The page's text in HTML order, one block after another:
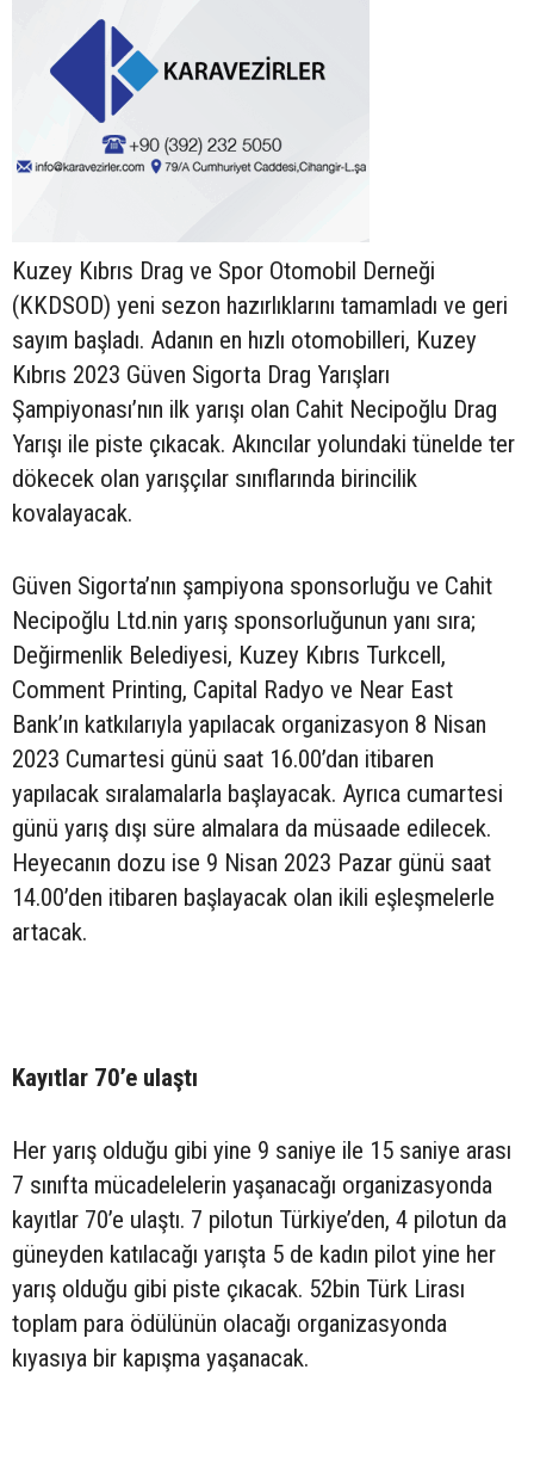
Kuzey Kıbrıs Drag ve Spor Otomobil Derneği
(KKDSOD) yeni sezon hazırlıklarını tamamladı ve geri
sayım başladı. Adanın en hızlı otomobilleri, Kuzey
Kıbrıs 2023 Güven Sigorta Drag Yarışları
Şampiyonası’nın ilk yarışı olan Cahit Necipoğlu Drag
Yarışı ile piste çıkacak. Akıncılar yolundaki tünelde ter
dökecek olan yarışçılar sınıflarında birincilik
kovalayacak.
Güven Sigorta’nın şampiyona sponsorluğu ve Cahit
Necipoğlu Ltd.nin yarış sponsorluğunun yanı sıra;
Değirmenlik Belediyesi, Kuzey Kıbrıs Turkcell,
Comment Printing, Capital Radyo ve Near East
Bank’ın katkılarıyla yapılacak organizasyon 8 Nisan
2023 Cumartesi günü saat 16.00’dan itibaren
yapılacak sıralamalarla başlayacak. Ayrıca cumartesi
günü yarış dışı süre almalara da müsaade edilecek.
Heyecanın dozu ise 9 Nisan 2023 Pazar günü saat
14.00’den itibaren başlayacak olan ikili eşleşmelerle
artacak.
Kayıtlar 70’e ulaştı
Her yarış olduğu gibi yine 9 saniye ile 15 saniye arası
7 sınıfta mücadelelerin yaşanacağı organizasyonda
kayıtlar 70’e ulaştı. 7 pilotun Türkiye’den, 4 pilotun da
güneyden katılacağı yarışta 5 de kadın pilot yine her
yarış olduğu gibi piste çıkacak. 52bin Türk Lirası
toplam para ödülünün olacağı organizasyonda
kıyasıya bir kapışma yaşanacak.